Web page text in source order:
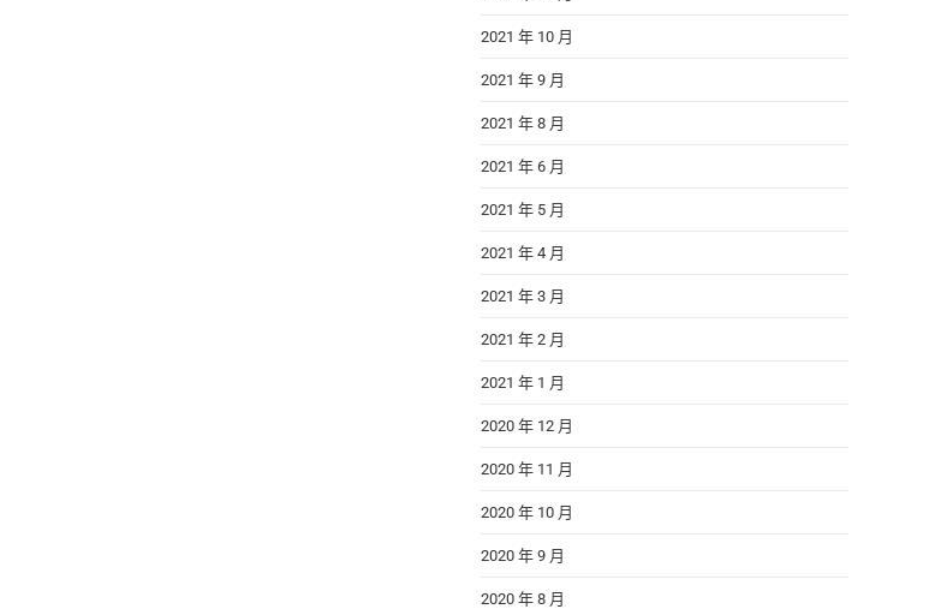
2021 年 10 月
2021 年 9 月
2021 年 8 月
2021 年 6 月
2021 年 5 月
2021 年 4 月
2021 年 3 月
2021 年 2 月
2021 年 1 月
2020 年 12 月
2020 年 11 月
2020 年 10 月
2020 年 9 月
2020 年 8 月